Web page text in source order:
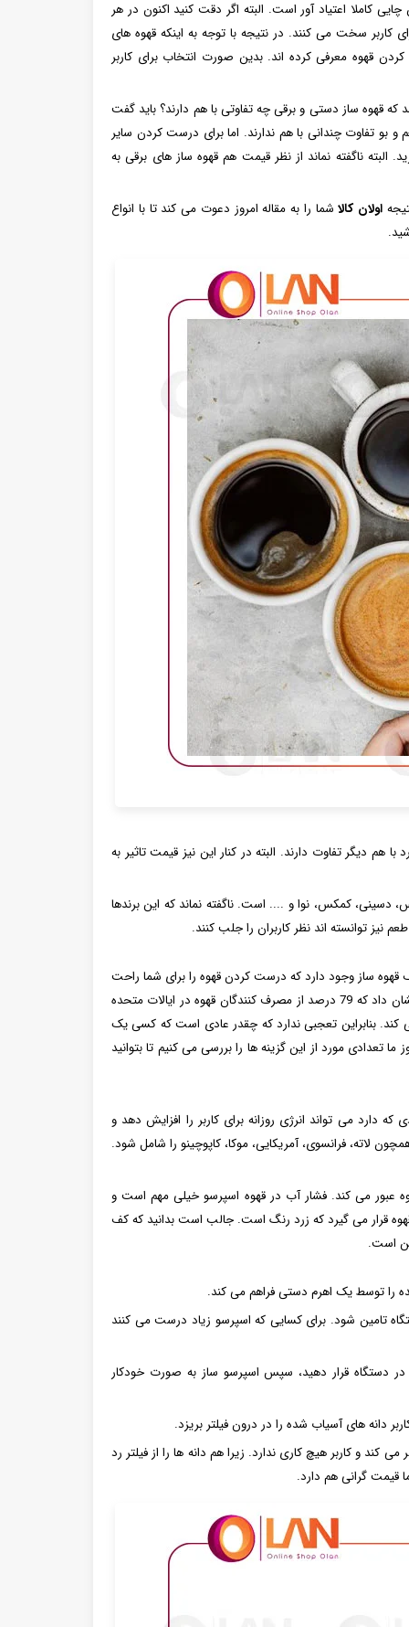
کاملا اعتیاد آور است. البته اگر دقت کنید اکنون در هر
کاربر سخت می کنند. در نتیجه با توجه به اینکه قهوه های
قهوه معرفی کرده اند. بدین صورت انتخاب برای کاربر
که قهوه ساز دستی و برقی چه تفاوتی با هم دارند؟ باید گفت
بو تفاوت چندانی با هم ندارند. اما برای درست کردن سایر
البته ناگفته نماند از نظر قیمت هم قهوه ساز های برقی به
اولان کالا شما را به مقاله امروز دعوت می کند تا با انواع
دیگر تفاوت دارند. البته در کنار این نیز قیمت تاثیر به
دسینی، کمکس، نوا و .... است. ناگفته نماند که این برندها
نیز توانسته اند نظر کاربران را جلب کنند.
ساز وجود دارد که درست کردن قهوه را برای شما راحت
می کنند. قهوه یکی از محبوب ترین نوشیدنی های جهان است. یک مطالعه در سال 2018 نشان داد که 79 درصد از مصرف کنندگان قهوه در ایالات متحده
کند. بنابراین تعجبی ندارد که چقدر عادی است که کسی یک
تعدادی مورد از این گزینه ها را بررسی می کنیم تا بتوانید
می تواند انرژی روزانه برای کاربر را افزایش دهد و
لاته، فرانسوی، آمریکایی، موکا، کاپوچینو را شامل شود.
می کند. فشار آب در قهوه اسپرسو خیلی مهم است و
قرار می گیرد که زرد رنگ است. جالب است بدانید که کف
است.
را توسط یک اهرم دستی فراهم می کند.
تامین شود. برای کسایی که اسپرسو زیاد درست می کنند
دستگاه قرار دهید، سپس اسپرسو ساز به صورت خودکار
دانه های آسیاب شده را در درون فیلتر بریزد.
کند و کاربر هیچ کاری ندارد. زیرا هم دانه ها را از فیلتر رد
قیمت گرانی هم دارد.